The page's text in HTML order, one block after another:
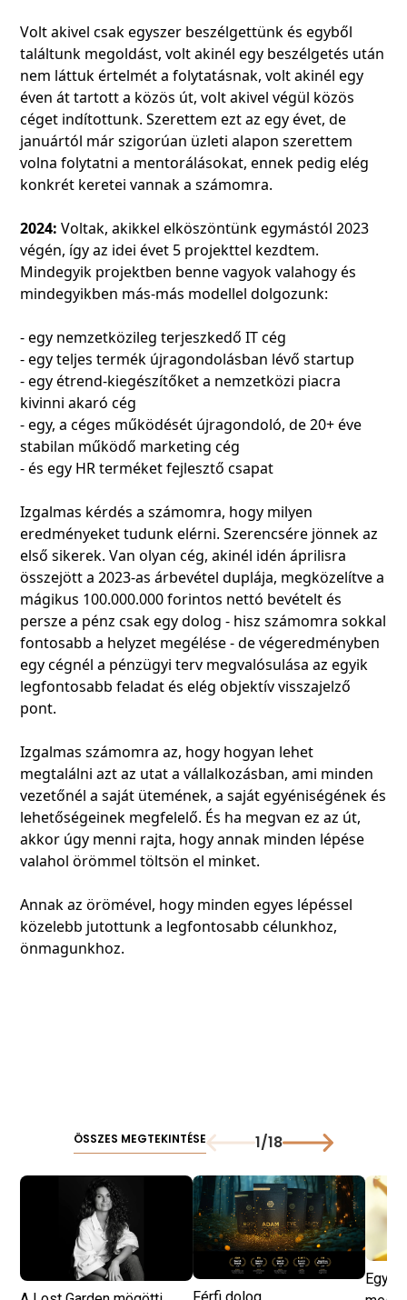
Volt akivel csak egyszer beszélgettünk és egyből
találtunk megoldást, volt akinél egy beszélgetés után
nem láttuk értelmét a folytatásnak, volt akinél egy
éven át tartott a közös út, volt akivel végül közös
céget indítottunk. Szerettem ezt az egy évet, de
januártól már szigorúan üzleti alapon szerettem
volna folytatni a mentorálásokat, ennek pedig elég
konkrét keretei vannak a számomra.
2024:Voltak, akikkel elköszöntünk egymástól 2023
végén, így az idei évet 5 projekttel kezdtem.
Mindegyik projektben benne vagyok valahogy és
mindegyikben más-más modellel dolgozunk:
- egy nemzetközileg terjeszkedő IT cég
- egy teljes termék újragondolásban lévő startup
- egy étrend-kiegészítőket a nemzetközi piacra
kivinni akaró cég
- egy, a céges működését újragondoló, de 20+ éve
stabilan működő marketing cég
- és egy HR terméket fejlesztő csapat
Izgalmas kérdés a számomra, hogy milyen
eredményeket tudunk elérni. Szerencsére jönnek az
első sikerek. Van olyan cég, akinél idén áprilisra
összejött a 2023-as árbevétel duplája, megközelítve a
mágikus 100.000.000 forintos nettó bevételt és
persze a pénz csak egy dolog - hisz számomra sokkal
fontosabb a helyzet megélése - de végeredményben
egy cégnél a pénzügyi terv megvalósulása az egyik
legfontosabb feladat és elég objektív visszajelző
pont.
Izgalmas számomra az, hogy hogyan lehet
megtalálni azt az utat a vállalkozásban, ami minden
vezetőnél a saját ütemének, a saját egyéniségének és
lehetőségeinek megfelelő. És ha megvan ez az út,
akkor úgy menni rajta, hogy annak minden lépése
valahol örömmel töltsön el minket.
Annak az örömével, hogy minden egyes lépéssel
közelebb jutottunk a legfontosabb célunkhoz,
önmagunkhoz.
ÖSSZES MEGTEKINTÉSE 1/18
Egy